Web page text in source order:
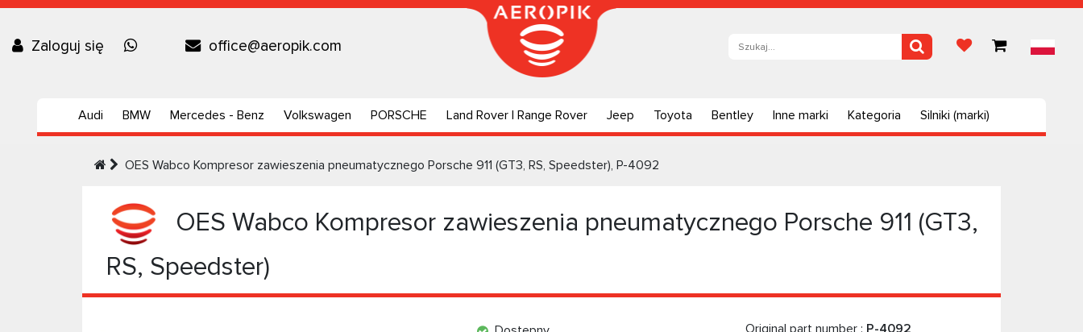
Zaloguj się office@aeropik.com
Audi BMW Mercedes - Benz Volkswagen PORSCHE Land Rover | Range Rover Jeep Toyota Bentley Inne marki Kategoria Silniki (marki)
OES Wabco Kompresor zawieszenia pneumatycznego Porsche 911 (GT3, RS, Speedster), P-4092
OES Wabco Kompresor zawieszenia pneumatycznego Porsche 911 (GT3,
RS, Speedster)
Original part number : P-4092